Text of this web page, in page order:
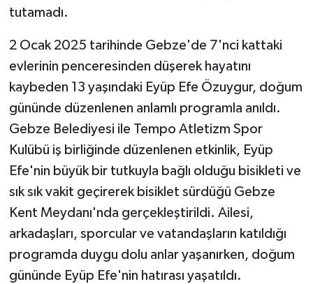
tutamadı.
2 Ocak 2025 tarihinde Gebze'de 7'nci kattaki
evlerinin penceresinden düşerek hayatını
kaybeden 13 yaşındaki Eyüp Efe Özuygur, doğum
gününde düzenlenen anlamlı programla anıldı.
Gebze Belediyesi ile Tempo Atletizm Spor
Kulübü iş birliğinde düzenlenen etkinlik, Eyüp
Efe'nin büyük bir tutkuyla bağlı olduğu bisikleti ve
sık sık vakit geçirerek bisiklet sürdüğü Gebze
Kent Meydanı'nda gerçekleştirildi. Ailesi,
arkadaşları, sporcular ve vatandaşların katıldığı
programda duygu dolu anlar yaşanırken, doğum
gününde Eyüp Efe'nin hatırası yaşatıldı.